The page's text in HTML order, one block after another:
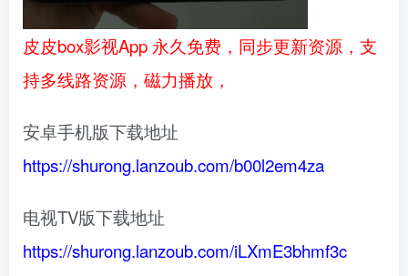
皮皮box影视App 永久免费，同步更新资源，支
持多线路资源，磁力播放，
安卓手机版下载地址
https://shurong.lanzoub.com/b00l2em4za
电视TV版下载地址
https://shurong.lanzoub.com/iLXmE3bhmf3c